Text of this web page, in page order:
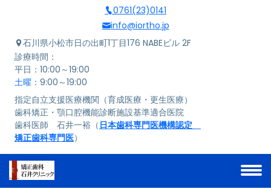
0761(23)0141
info@iortho.jp
石川県小松市日の出町1丁目176 NABEビル 2F
診療時間：
平日：10:00～19:00
土曜 ：9:00～19:00
指定自立支援医療機関（育成医療・更生医療）
歯科矯正・顎口腔機能診断施設基準適合医院
歯科医師 石井一裕（ 日本歯科専門医機構認定
矯正歯科専門医）